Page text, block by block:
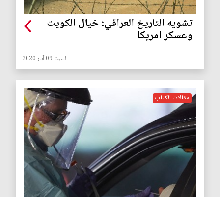
تشويه التاريخ العراقي: خيال الكويت
وعسكر امريكا
السبت 09 آيار 2020
مقالات الكتاب